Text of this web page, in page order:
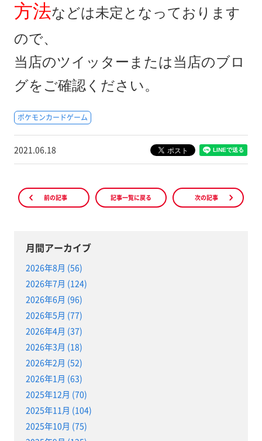
方法などは未定となっております
ので、
当店のツイッターまたは当店のブロ
グをご確認ください。
ポケモンカードゲーム
2021.06.18
前の記事 記事一覧に戻る 次の記事
月間アーカイブ
2026年8月 (56)
2026年7月 (124)
2026年6月 (96)
2026年5月 (77)
2026年4月 (37)
2026年3月 (18)
2026年2月 (52)
2026年1月 (63)
2025年12月 (70)
2025年11月 (104)
2025年10月 (75)